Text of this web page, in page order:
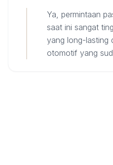
Ya, permintaan
saat ini sangat
yang long-lasting
otomotif yang